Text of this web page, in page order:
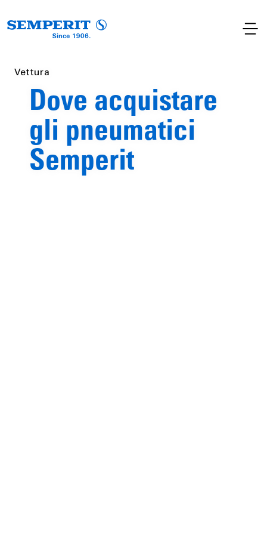
Vettura
Dove acquistare
gli pneumatici
Semperit